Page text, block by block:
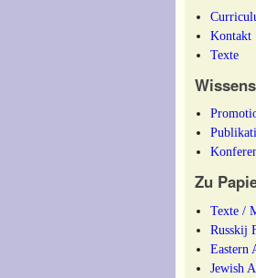
Kontakt
Texte
Zu
Texte /
Russkij
Eastern
Jewish